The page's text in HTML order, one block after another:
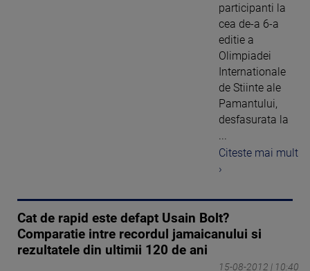
participanti la
cea de-a 6-a
editie a
Olimpiadei
Internationale
de Stiinte ale
Pamantului,
desfasurata la
...
Citeste mai mult
›
Cat de rapid este defapt Usain Bolt?
Comparatie intre recordul jamaicanului si
rezultatele din ultimii 120 de ani
15-08-2012 | 10:40